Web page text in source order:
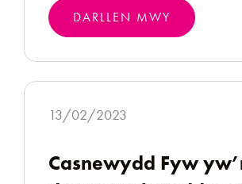
DARLLEN MWY
13/02/2023
Casnewydd Fyw